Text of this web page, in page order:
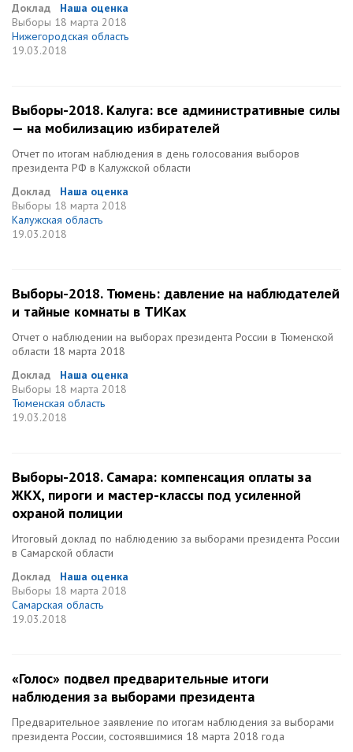
Доклад
Наша оценка
Выборы 18 марта 2018
Нижегородская область
19.03.2018
Выборы-2018. Калуга: все административные силы
— на мобилизацию избирателей
Отчет по итогам наблюдения в день голосования выборов
президента РФ в Калужской области
Доклад
Наша оценка
Выборы 18 марта 2018
Калужская область
19.03.2018
Выборы-2018. Тюмень: давление на наблюдателей
и тайные комнаты в ТИКах
Отчет о наблюдении на выборах президента России в Тюменской
области 18 марта 2018
Доклад
Наша оценка
Выборы 18 марта 2018
Тюменская область
19.03.2018
Выборы-2018. Самара: компенсация оплаты за
ЖКХ, пироги и мастер-классы под усиленной
охраной полиции
Итоговый доклад по наблюдению за выборами президента России
в Самарской области
Доклад
Наша оценка
Выборы 18 марта 2018
Самарская область
19.03.2018
«Голос» подвел предварительные итоги
наблюдения за выборами президента
Предварительное заявление по итогам наблюдения за выборами
президента России, состоявшимися 18 марта 2018 года